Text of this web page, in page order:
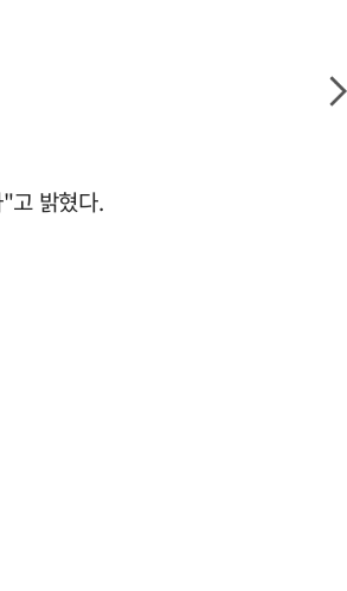
고 밝혔다.